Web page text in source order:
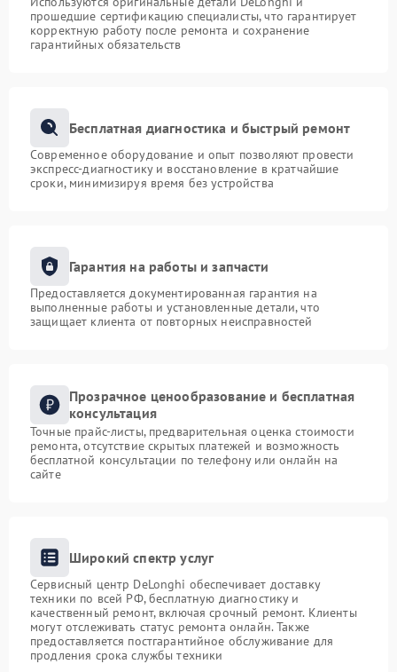
прошедшие сертификацию специалисты, что гарантирует
корректную работу после ремонта и сохранение
гарантийных обязательств
Бесплатная диагностика и быстрый ремонт
Современное оборудование и опыт позволяют провести
экспресс-диагностику и восстановление в кратчайшие
сроки, минимизируя время без устройства
Гарантия на работы и запчасти
Предоставляется документированная гарантия на
выполненные работы и установленные детали, что
защищает клиента от повторных неисправностей
Прозрачное ценообразование и бесплатная
консультация
Точные прайс-листы, предварительная оценка стоимости
ремонта, отсутствие скрытых платежей и возможность
бесплатной консультации по телефону или онлайн на
сайте
Широкий спектр услуг
Сервисный центр DeLonghi обеспечивает доставку
техники по всей РФ, бесплатную диагностику и
качественный ремонт, включая срочный ремонт. Клиенты
могут отслеживать статус ремонта онлайн. Также
предоставляется постгарантийное обслуживание для
продления срока службы техники